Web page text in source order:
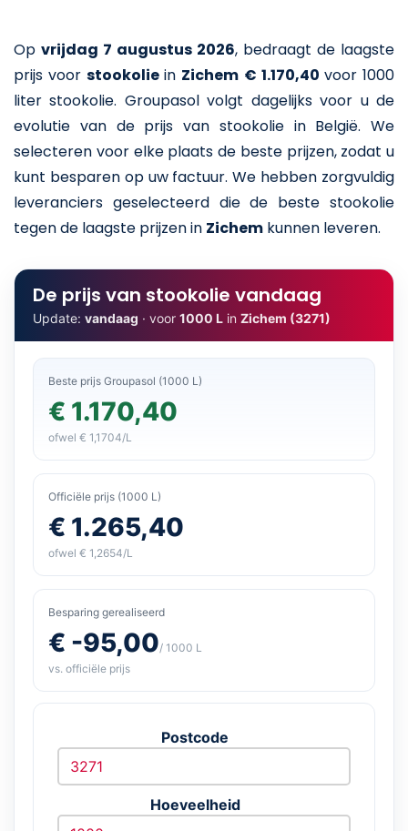
Op vrijdag 7 augustus 2026, bedraagt de laagste
prijs voor stookoliein Zichem € 1.170,40 voor 1000
liter stookolie. Groupasol volgt dagelijks voor u de
evolutie van de prijs van stookolie in België. We
selecteren voor elke plaats de beste prijzen, zodat u
kunt besparen op uw factuur. We hebben zorgvuldig
leveranciers geselecteerd die de beste stookolie
tegen de laagste prijzen in Zichem kunnen leveren.
De prijs van stookolie vandaag
Update: vandaag · voor 1000 L in Zichem (3271)
Beste prijs Groupasol (1000 L)
€ 1.170,40
ofwel € 1,1704/L
Officiële prijs (1000 L)
€ 1.265,40
ofwel € 1,2654/L
Besparing gerealiseerd
€ -95,00/ 1000 L
vs. officiële prijs
Postcode
Hoeveelheid